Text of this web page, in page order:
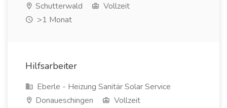
Schutterwald
Vollzeit
>1 Monat
Hilfsarbeiter
Eberle - Heizung Sanitär Solar Service
Donaueschingen
Vollzeit